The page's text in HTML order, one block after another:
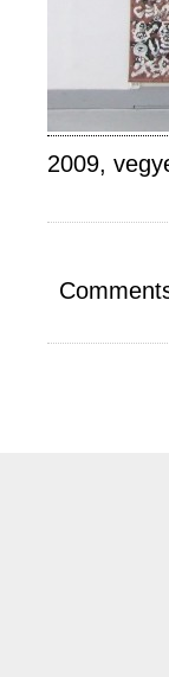
2009,